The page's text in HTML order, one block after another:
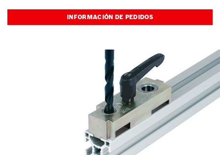
INFORMACIÓN DE PEDIDOS